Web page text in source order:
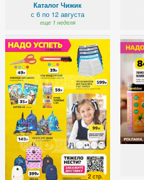
Каталог Чижик
с 6 по 12 августа
еще 1 неделя
2 стр.